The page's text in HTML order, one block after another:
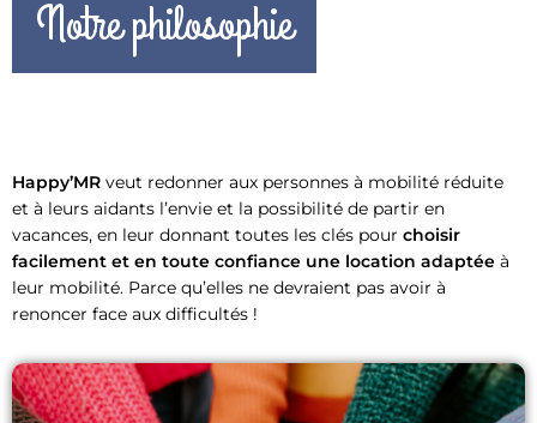
Notre philosophie
Happy’MR veut redonner aux personnes à mobilité réduite
et à leurs aidants l’envie et la possibilité de partir en
vacances, en leur donnant toutes les clés pourchoisir
facilement et en toute confiance une location adaptée à
leur mobilité. Parce qu’elles ne devraient pas avoir à
renoncer face aux difficultés !